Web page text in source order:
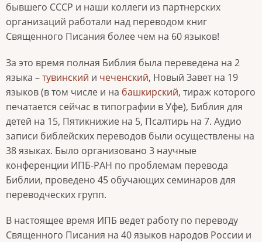
бывшего СССР и наши коллеги из партнерских
организаций работали над переводом книг
Священного Писания более чем на 60 языков!
За это время полная Библия была переведена на 2
языка –тувинский и чеченский, Новый Завет на 19
языков (в том числе и на башкирский, тираж которого
печатается сейчас в типографии в Уфе), Библия для
детей на 15, Пятикнижие на 5, Псалтирь на 7. Аудио
записи библейских переводов были осуществлены на
38 языках. Было организовано 3 научные
конференции ИПБ-РАН по проблемам перевода
Библии, проведено 45 обучающих семинаров для
переводческих групп.
В настоящее время ИПБ ведет работу по переводу
Священного Писания на 40 языков народов России и